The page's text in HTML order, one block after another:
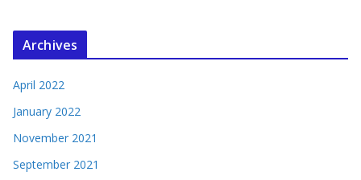
Archives
April 2022
January 2022
November 2021
September 2021